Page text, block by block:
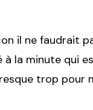
il ne faudrait
à la minute qui
trop pour